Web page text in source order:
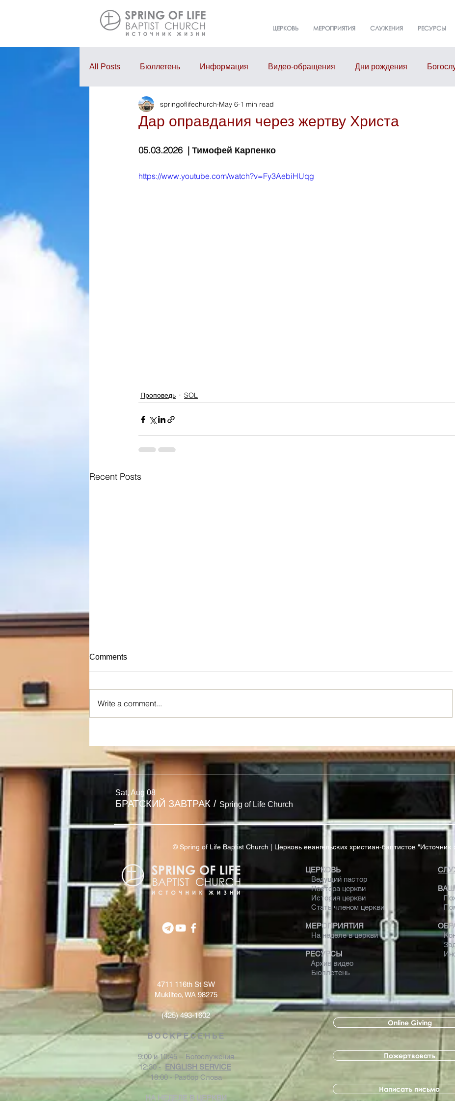
ЦЕРКОВЬ МЕРОПРИЯТИЯ СЛУЖЕНИЯ РЕСУРСЫ
All Posts Бюллетень Информация Видео-обращения Дни рождения
Проповедь Годовой отчёт События
Дар оправдания через жертву Христа
springoflifechurch May 6 1 min read
05.03.2026  | Тимофей Карпенко
https://www.youtube.com/watch?v=Fy3AebiHUqg
Проповедь SOL
Recent Posts
Comments
Write a comment...
Sat, Aug 08
БРАТСКИЙ ЗАВТРАК / Spring of Life Church
© Spring of Life Baptist Church | Церковь евангельских христиан-баптистов "Источник
4711 116th St SW
Mukilteo, WA 98275
(425) 493-1602
В О С К Р Е С Е Н Ь Е
9:00 и 10:45 - Богослужения
12:30 -
ENGLISH SERVICE
18:00 - Разбор Слова
НА НЕДЕЛЕ В ЦЕРКВИ
ЦЕРКОВЬ
Ведущий пастор
Пастора церкви
История церкви
Стать членом церкви
МЕРОПРИЯТИЯ
На неделе в церкви
РЕСУРСЫ
Архив видео
Бюллетень
Online Giving
Пожертвовать
Написать письмо